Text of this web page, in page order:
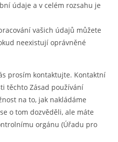
údaje a v celém rozsahu je
vašich údajů můžete
neexistují oprávněné
prosím kontaktujte. Kontaktní
těchto Zásad používání
na to, jak nakládáme
o tom dozvěděli, ale máte
orgánu (Úřadu pro